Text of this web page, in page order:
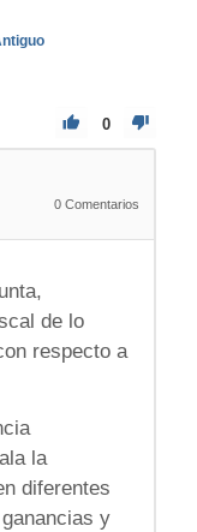
0
0 Comentarios
de lo
respecto a
la
diferentes
y